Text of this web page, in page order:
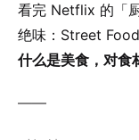
看完 Netflix 的「
绝味：Street
什么是美食，对食
——